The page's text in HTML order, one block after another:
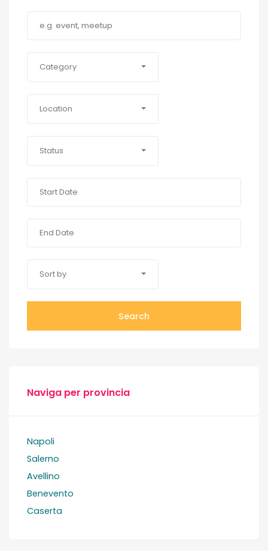
Category
Location
Status
Sort by
Search
Naviga per provincia
Napoli
Salerno
Avellino
Benevento
Caserta